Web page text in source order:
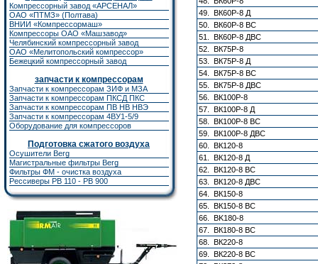
Компрессорный завод «АРСЕНАЛ»
ОАО «ПТМЗ» (Полтава)
ВНИИ «Компрессормаш»
Компрессоры ОАО «Машзавод»
Челябинский компрессорный завод
ОАО «Мелитопольский компрессор»
Бежецкий компрессорный завод
запчасти к компрессорам
Запчасти к компрессорам ЗИФи МЗА
Запчасти к компрессорам ПКСД ПКС
Запчасти к компрессорам ПВ НВ НВЭ
Запчасти к компрессорам 4ВУ1-5/9
Оборудование для компрессоров
Подготовка сжатого воздуха
Осушители Berg
Магистральные фильтры Berg
Фильтры ФМ - очистка воздуха
Рессиверы РВ 110 - РВ 900
49. ВК60Р-8 Д
50. ВК60Р-8 ВС
51. ВК60Р-8 ДВС
52. ВК75Р-8
53. ВК75Р-8 Д
54. ВК75Р-8 ВС
55. ВК75Р-8 ДВС
56. ВК100Р-8
57. ВК100Р-8 Д
58. ВК100Р-8 BC
59. ВК100Р-8 ДВС
60. ВК120-8
61. ВК120-8 Д
62. ВК120-8 ВС
63. ВК120-8 ДВС
64. ВК150-8
65. ВК150-8 BC
66. BK180-8
67. ВК180-8 BC
68. ВК220-8
69. ВК220-8 BC